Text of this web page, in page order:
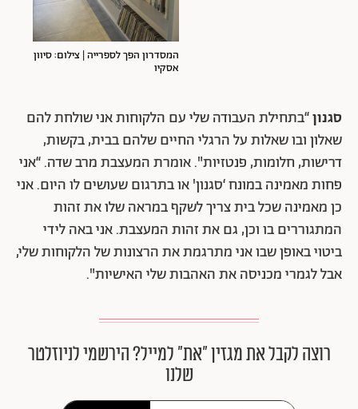
המסדרון הפך לספרייה | צילום: סיוון
אסקיו
סגנון“בתחילת העבודה שלי עם הלקוחות אני שולחת להם
שאלון ובו שאלות על הרגלי החיים שלהם בבית, בקשות,
דרישות, חלומות, פנטזיות". אומרת המעצבת מרב שדה. “אני
פחות מאמינה במונח ‘סגנון' או בתרגום שעושים לו היום. אני
כן מאמינה שכל בית צריך לשקף במראה שלו את זהות
המתגוררים בו וכן, גם את זהות המעצבת. אני באה לידי
ביטוי באופן שבו אני מתרגמת את הרצונות של הלקוחות שלי,
אבל לגמרי מכניסה את האהבות שלי האישיות".
רוצה לקבל את מגזין ״את״ למייל? הירשמי לניוזלטר
שלנו